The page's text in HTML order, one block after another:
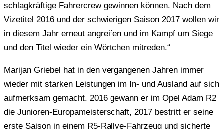
schlagkräftige Fahrercrew gewinnen können. Nach dem
Vizetitel 2016 und der schwierigen Saison 2017 wollen wir
in diesem Jahr erneut angreifen und im Kampf um Siege
und den Titel wieder ein Wörtchen mitreden.“
Marijan Griebel hat in den vergangenen Jahren immer
wieder mit starken Leistungen im In- und Ausland auf sich
aufmerksam gemacht. 2016 gewann er im Opel Adam R2
die Junioren-Europameisterschaft, 2017 bestritt er seine
erste Saison in einem R5-Rallye-Fahrzeug und sicherte